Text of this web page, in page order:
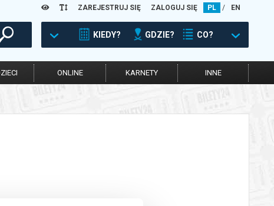
ZAREJESTRUJ SIĘ ZALOGUJ SIĘ PL / EN
KIEDY? GDZIE? CO?
ONLINE KARNETY INNE